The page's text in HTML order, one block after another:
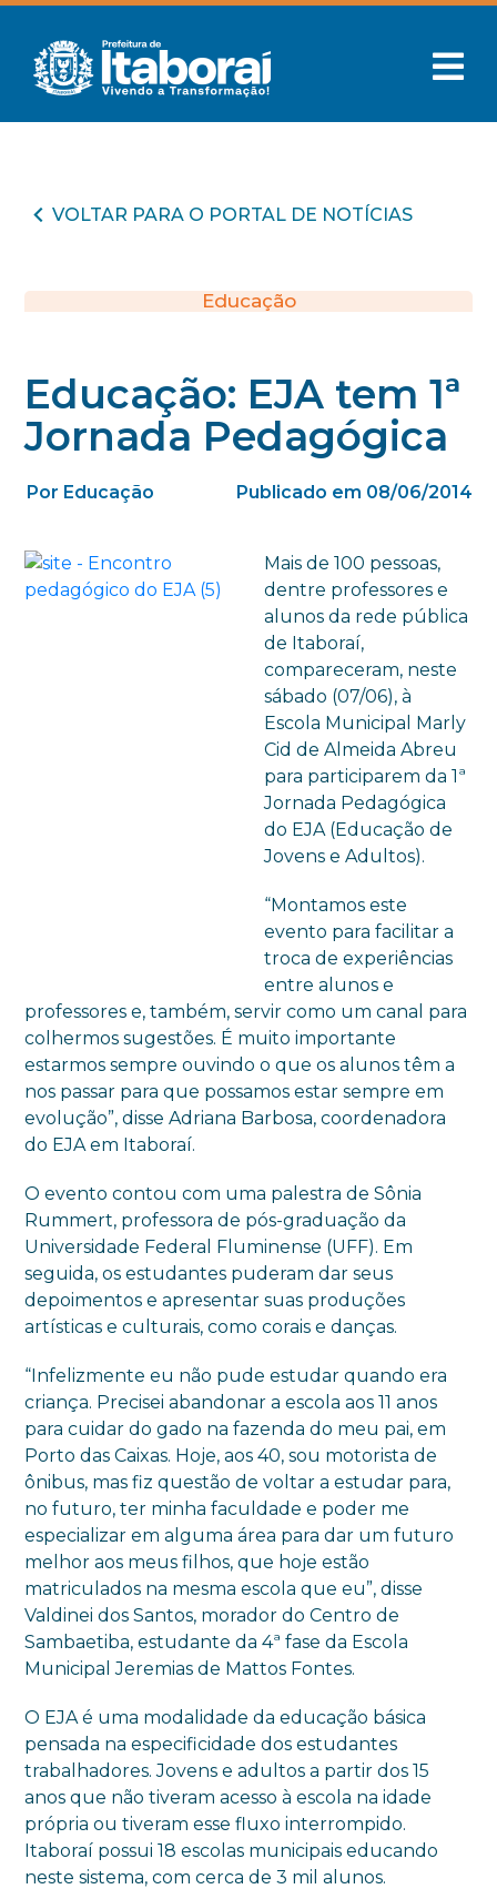
VOLTAR PARA O PORTAL DE NOTÍCIAS
Educação
Educação: EJA tem 1ª
Jornada Pedagógica
Por Educação Publicado em 08/06/2014
Mais de 100 pessoas,
dentre professores e
alunos da rede pública
de Itaboraí,
compareceram, neste
sábado (07/06), à
Escola Municipal Marly
Cid de Almeida Abreu
para participarem da 1ª
Jornada Pedagógica
do EJA (Educação de
Jovens e Adultos).
“Montamos este
evento para facilitar a
troca de experiências
entre alunos e
professores e, também, servir como um canal para
colhermos sugestões. É muito importante
estarmos sempre ouvindo o que os alunos têm a
nos passar para que possamos estar sempre em
evolução”, disse Adriana Barbosa, coordenadora
do EJA em Itaboraí.
O evento contou com uma palestra de Sônia
Rummert, professora de pós-graduação da
Universidade Federal Fluminense (UFF). Em
seguida, os estudantes puderam dar seus
depoimentos e apresentar suas produções
artísticas e culturais, como corais e danças.
“Infelizmente eu não pude estudar quando era
criança. Precisei abandonar a escola aos 11 anos
para cuidar do gado na fazenda do meu pai, em
Porto das Caixas. Hoje, aos 40, sou motorista de
ônibus, mas fiz questão de voltar a estudar para,
no futuro, ter minha faculdade e poder me
especializar em alguma área para dar um futuro
melhor aos meus filhos, que hoje estão
matriculados na mesma escola que eu”, disse
Valdinei dos Santos, morador do Centro de
Sambaetiba, estudante da 4ª fase da Escola
Municipal Jeremias de Mattos Fontes.
O EJA é uma modalidade da educação básica
pensada na especificidade dos estudantes
trabalhadores. Jovens e adultos a partir dos 15
anos que não tiveram acesso à escola na idade
própria ou tiveram esse fluxo interrompido.
Itaboraí possui 18 escolas municipais educando
neste sistema, com cerca de 3 mil alunos.